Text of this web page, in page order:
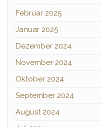
Februar 2025
Januar 2025
Dezember 2024
November 2024
Oktober 2024
September 2024
August 2024